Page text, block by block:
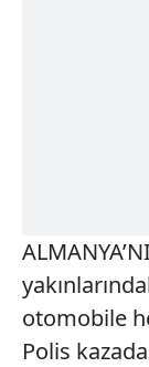
otomobile
Polis